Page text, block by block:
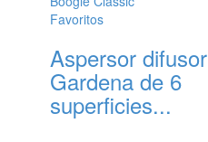
Favoritos
Aspersor difusor
Gardena de 6
superficies...